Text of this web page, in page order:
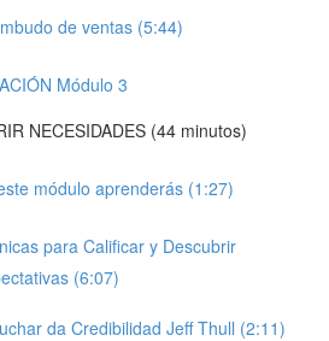
de ventas (5:44)
Módulo 3
NECESIDADES (44 minutos)
módulo aprenderás (1:27)
para Calificar y Descubrir
(6:07)
da Credibilidad Jeff Thull (2:11)